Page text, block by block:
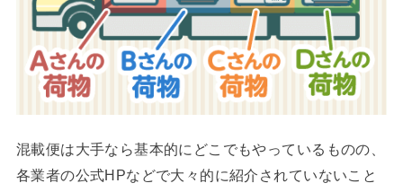
混載便は大手なら基本的にどこでもやっているものの、
各業者の公式HPなどで大々的に紹介されていないこと